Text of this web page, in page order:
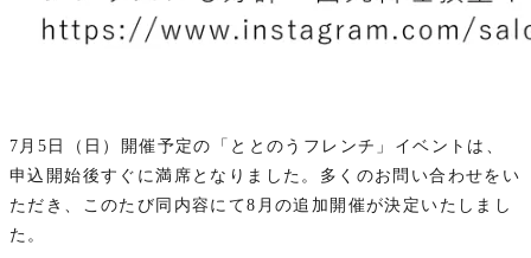
7月5日（日）開催予定の「ととのうフレンチ」イベントは、
申込開始後すぐに満席となりました。多くのお問い合わせをい
ただき、このたび同内容にて8月の追加開催が決定いたしまし
た。